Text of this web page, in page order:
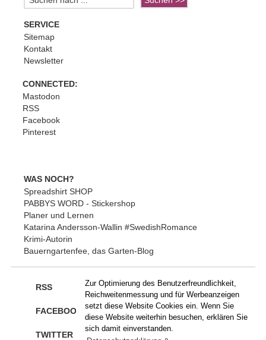
Zur Optimierung des Benutzerfreundlichkeit,
Reichweitenmessung und für Werbeanzeigen
setzt diese Website Cookies ein. Wenn Sie
diese Website weiterhin besuchen, erklären Sie
sich damit einverstanden.
SERVICE
Sitemap
Kontakt
Newsletter
CONNECTED:
Mastodon
RSS
Facebook
Pinterest
WAS NOCH?
Spreadshirt SHOP
PABBYS WORD - Stickershop
Planer und Lernen
Katarina Andersson-Wallin #SwedishRomance
Krimi-Autorin
Bauerngartenfee, das Garten-Blog
RSS
FACEBOOK
TWITTER